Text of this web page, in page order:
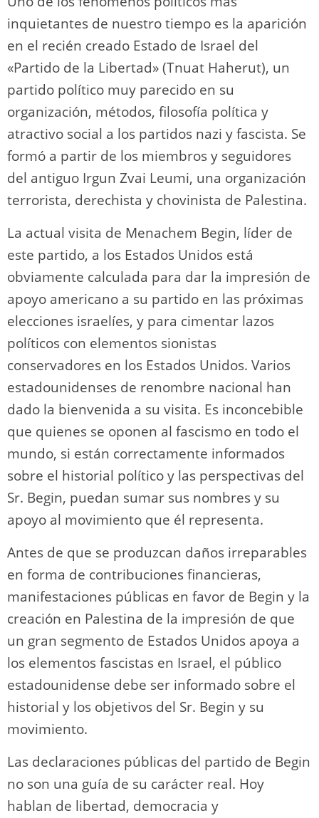
inquietantes de nuestro tiempo es la aparición
en el recién creado Estado de Israel del
«Partido de la Libertad» (Tnuat Haherut), un
partido político muy parecido en su
organización, métodos, filosofía política y
atractivo social a los partidos nazi y fascista. Se
formó a partir de los miembros y seguidores
del antiguo Irgun Zvai Leumi, una organización
terrorista, derechista y chovinista de Palestina.
La actual visita de Menachem Begin, líder de
este partido, a los Estados Unidos está
obviamente calculada para dar la impresión de
apoyo americano a su partido en las próximas
elecciones israelíes, y para cimentar lazos
políticos con elementos sionistas
conservadores en los Estados Unidos. Varios
estadounidenses de renombre nacional han
dado la bienvenida a su visita. Es inconcebible
que quienes se oponen al fascismo en todo el
mundo, si están correctamente informados
sobre el historial político y las perspectivas del
Sr. Begin, puedan sumar sus nombres y su
apoyo al movimiento que él representa.
Antes de que se produzcan daños irreparables
en forma de contribuciones financieras,
manifestaciones públicas en favor de Begin y la
creación en Palestina de la impresión de que
un gran segmento de Estados Unidos apoya a
los elementos fascistas en Israel, el público
estadounidense debe ser informado sobre el
historial y los objetivos del Sr. Begin y su
movimiento.
Las declaraciones públicas del partido de Begin
no son una guía de su carácter real. Hoy
hablan de libertad, democracia y